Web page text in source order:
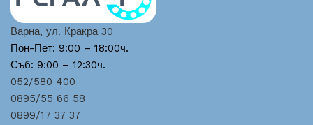
Варна, ул. Кракра 30
Пон-Пет: 9:00 – 18:00ч.
Съб: 9:00 – 12:30ч.
052/580 400
0895/55 66 58
0899/17 37 37